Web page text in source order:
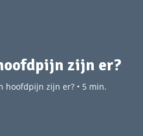
zijn er?
hoofdpijn zijn er? • 5 min.